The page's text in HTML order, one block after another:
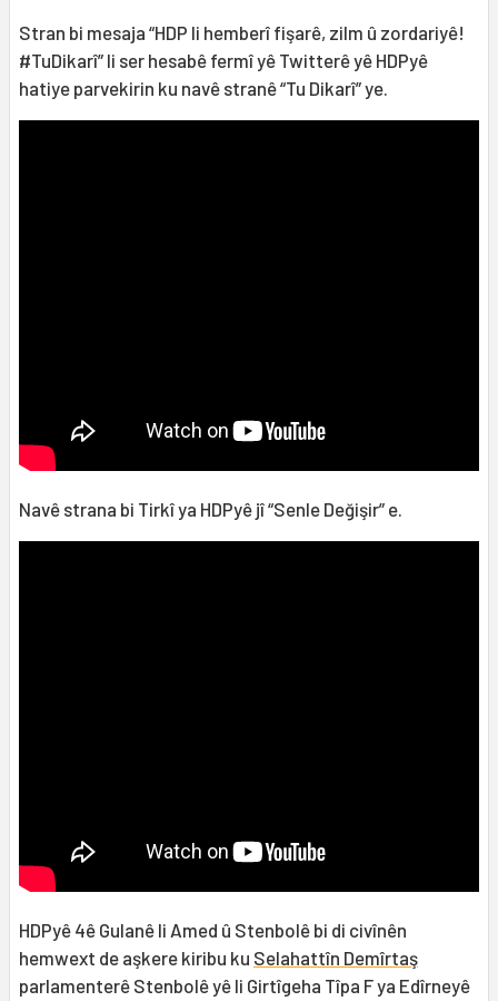
Stran bi mesaja “HDP li hemberî fişarê, zilm û zordariyê!
#TuDikarî” li ser hesabê fermî yê Twitterê yê HDPyê
hatiye parvekirin ku navê stranê “Tu Dikarî” ye.
Navê strana bi Tirkî ya HDPyê jî “Senle Değişir” e.
HDPyê 4ê Gulanê li Amed û Stenbolê bi di civînên
hemwext de aşkere kiribu ku Selahattîn Demîrtaş
parlamenterê Stenbolê yê li Girtîgeha Tîpa F ya Edîrneyê